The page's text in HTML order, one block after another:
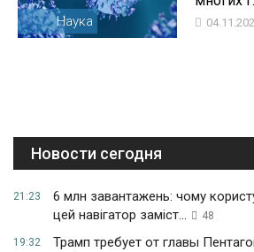
Наука
Новости сегодня
21:23
6 млн завантажень: чому
цей навігатор заміст...
48
19:32
Трамп требует от главы